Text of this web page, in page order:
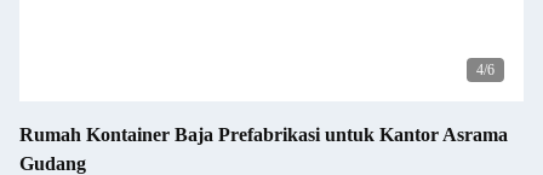
5/6
Rumah Kontainer Baja Prefabrikasi untuk Kantor Asrama
Gudang